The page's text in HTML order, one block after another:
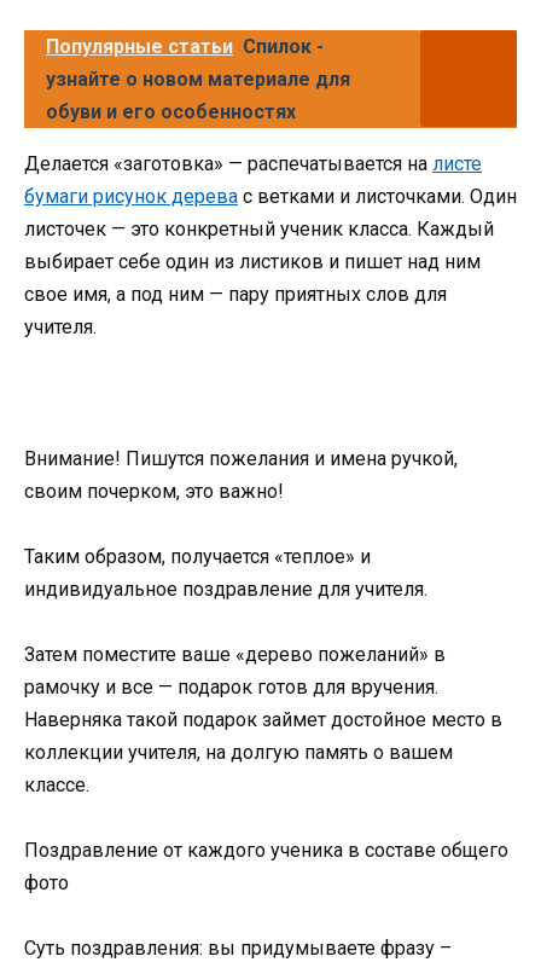
Популярные статьи Спилок -
узнайте о новом материале для
обуви и его особенностях
Делается «заготовка» — распечатывается на листе
бумаги рисунок дерева с ветками и листочками. Один
листочек — это конкретный ученик класса. Каждый
выбирает себе один из листиков и пишет над ним
свое имя, а под ним — пару приятных слов для
учителя.
Внимание! Пишутся пожелания и имена ручкой,
своим почерком, это важно!
Таким образом, получается «теплое» и
индивидуальное поздравление для учителя.
Затем поместите ваше «дерево пожеланий» в
рамочку и все — подарок готов для вручения.
Наверняка такой подарок займет достойное место в
коллекции учителя, на долгую память о вашем
классе.
Поздравление от каждого ученика в составе общего
фото
Суть поздравления: вы придумываете фразу –